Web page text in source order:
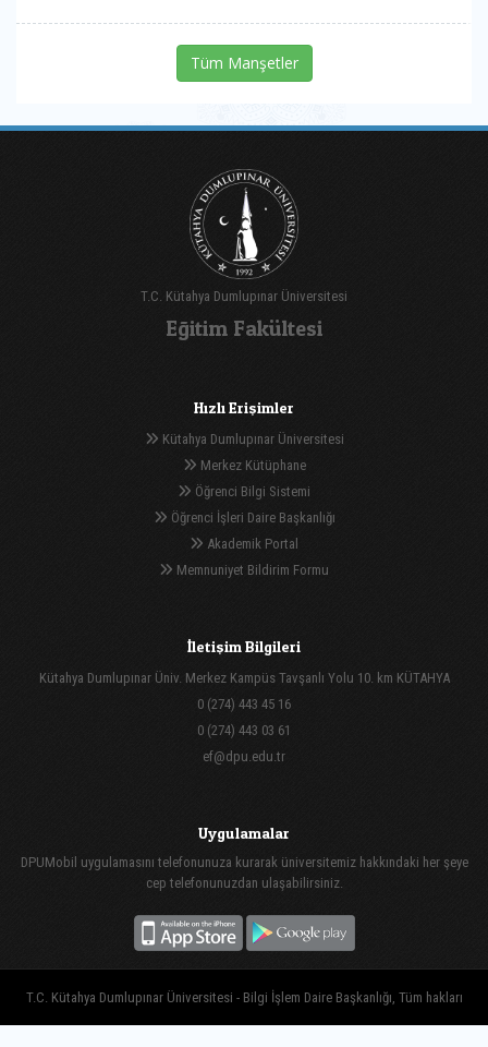
Tüm Manşetler
T.C. Kütahya Dumlupınar Üniversitesi
Eğitim Fakültesi
Hızlı Erişimler
Kütahya Dumlupınar Üniversitesi
Merkez Kütüphane
Öğrenci Bilgi Sistemi
Öğrenci İşleri Daire Başkanlığı
Akademik Portal
Memnuniyet Bildirim Formu
İletişim Bilgileri
Kütahya Dumlupınar Üniv. Merkez Kampüs Tavşanlı Yolu 10. km KÜTAHYA
0 (274) 443 45 16
0 (274) 443 03 61
ef@dpu.edu.tr
Uygulamalar
DPUMobil uygulamasını telefonunuza kurarak üniversitemiz hakkındaki her şeye
cep telefonunuzdan ulaşabilirsiniz.
T.C. Kütahya Dumlupınar Üniversitesi - Bilgi İşlem Daire Başkanlığı, Tüm hakları